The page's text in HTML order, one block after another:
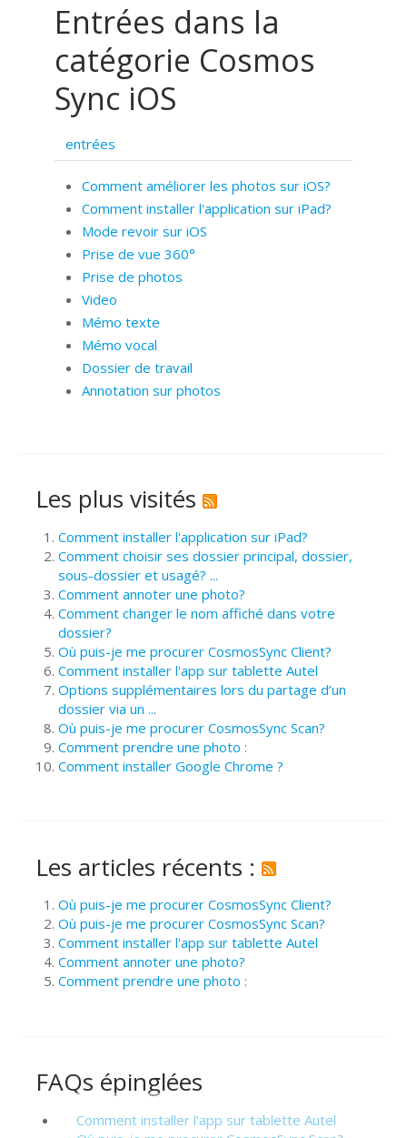
Entrées dans la
catégorie Cosmos
Sync iOS
entrées
Comment améliorer les photos sur iOS?
Comment installer l'application sur iPad?
Mode revoir sur iOS
Prise de vue 360°
Prise de photos
Video
Mémo texte
Mémo vocal
Dossier de travail
Annotation sur photos
Les plus visités
Comment installer l'application sur iPad?
Comment choisir ses dossier principal, dossier,
sous-dossier et usagé? ...
Comment annoter une photo?
Comment changer le nom affiché dans votre
dossier?
Où puis-je me procurer CosmosSync Client?
Comment installer l'app sur tablette Autel
Options supplémentaires lors du partage d’un
dossier via un ...
Où puis-je me procurer CosmosSync Scan?
Comment prendre une photo :
Comment installer Google Chrome ?
Les articles récents :
Où puis-je me procurer CosmosSync Client?
Où puis-je me procurer CosmosSync Scan?
Comment installer l'app sur tablette Autel
Comment annoter une photo?
Comment prendre une photo :
FAQs épinglées
Comment installer l'app sur tablette Autel